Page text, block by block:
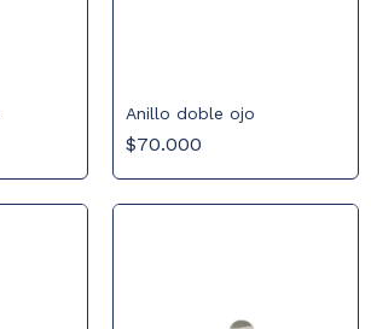
Anillo doble ojo
$70.000